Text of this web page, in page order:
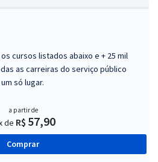
cursos listados abaixo e + 25 mil
as carreiras do serviço público
só lugar.
a partir de
de R$ 57,90
Comprar